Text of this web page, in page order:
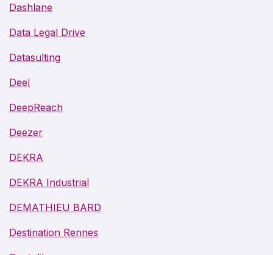
Dashlane
Data Legal Drive
Datasulting
Deel
DeepReach
Deezer
DEKRA
DEKRA Industrial
DEMATHIEU BARD
Destination Rennes